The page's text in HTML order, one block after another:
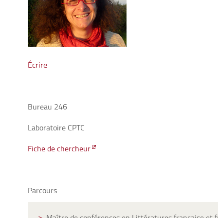
Écrire
Bureau 246
Laboratoire CPTC
Fiche de chercheur
Parcours